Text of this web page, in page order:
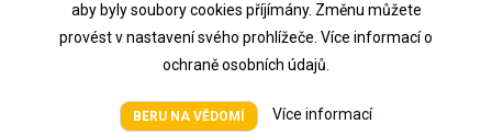
aby byly soubory cookies příjímány. Změnu můžete
provést v nastavení svého prohlížeče. Více informací o
ochraně osobních údajů.
BERU NA VĚDOMÍ Více informací
16-kanálový 4K DeepinMind NVR; rozpoznávání obličeje, kontrola...
Cena
Cena na vyžádání